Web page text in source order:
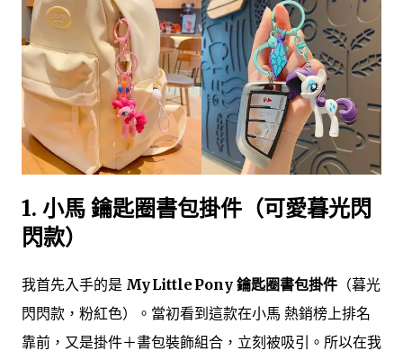
1. 小馬 鑰匙圈書包掛件（可愛暮光閃
閃款）
我首先入手的是 My Little Pony 鑰匙圈書包掛件 （暮光
閃閃款，粉紅色）。當初看到這款在小馬 熱銷榜上排名
靠前，又是掛件＋書包裝飾組合，立刻被吸引。所以在我